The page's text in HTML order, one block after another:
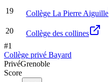
19 Collège La Pierre Aiguille
20 Collège des collines
#1
Collège privé Bayard
PrivéGrenoble
Score